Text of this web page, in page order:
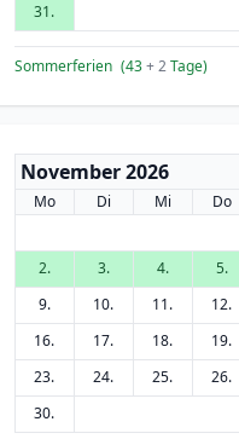
31.
Sommerferien (43+ 2Tage)
November 2026
Mo Di Mi Do
2.
3. 4. 5.
9.
10. 11. 12.
16.
17. 18. 19.
23.
24. 25. 26.
30.